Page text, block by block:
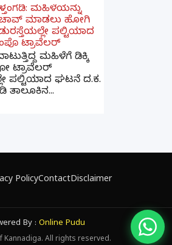
ಮಹಿಳೆಯನ್ನು
ಮಾಡಲು ಹೋಗಿ
ಪಲ್ಟಿಯಾದ
ಟ್ರಾವೆಲರ್
ಮಹಿಳೆಗೆ ಡಿಕ್ಕಿ
ಟ್ರಾವೆಲರ್
ಪಲ್ಟಿಯಾದ ಘಟನೆ ದ.ಕ.
ತಾಲೂಕಿನ...
PolicyContactDisclaimer
By : Online Pudu
Kannadiga. All rights reserved.
×